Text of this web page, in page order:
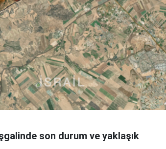
son durum ve yaklaşık